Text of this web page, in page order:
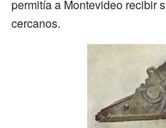
permitía a Montevideo recibir
cercanos.